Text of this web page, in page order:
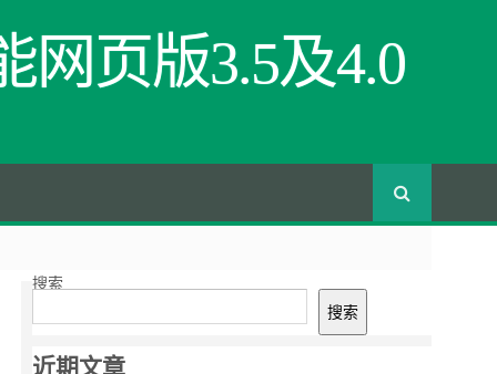
网页版3.5及4.0
搜索
搜索
近期文章